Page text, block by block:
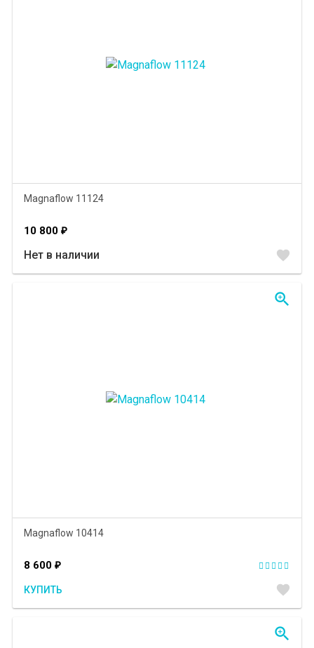
Magnaflow 11124
10 800 ₽
Нет в наличии favorite
Magnaflow 10414
8 600 ₽
КУПИТЬ favorite
zoom_in
zoom_in